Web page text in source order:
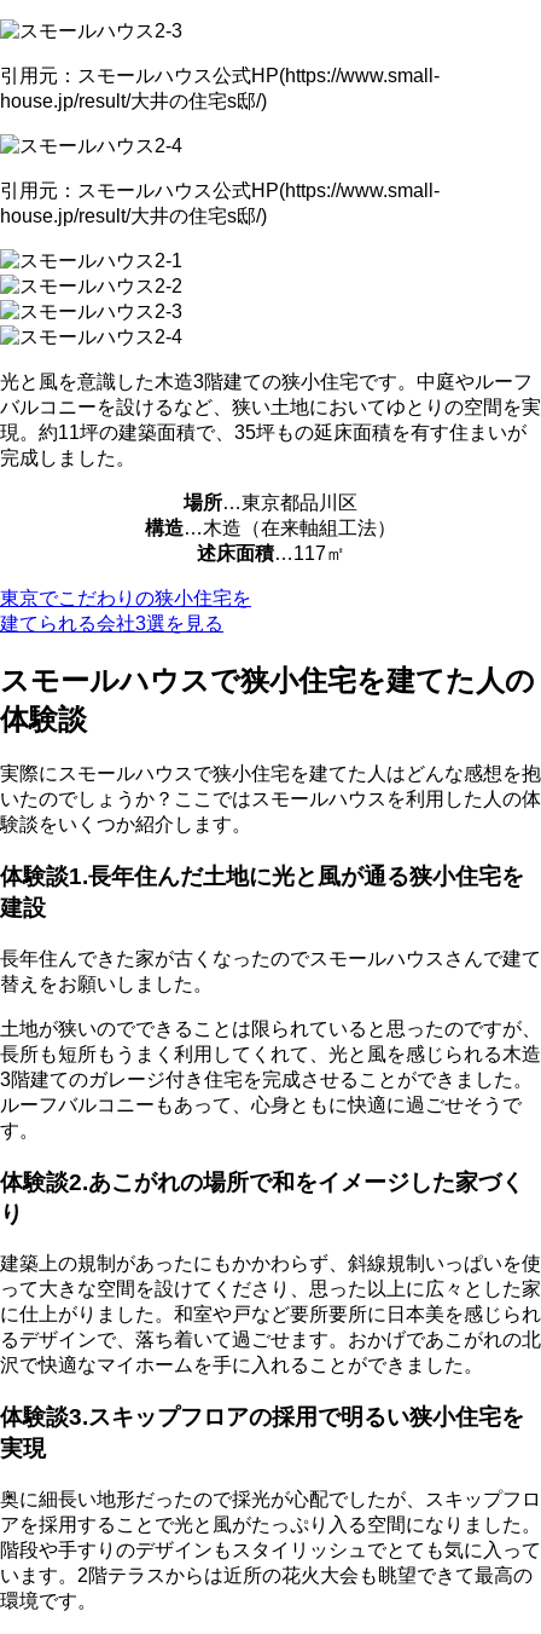
引用元：スモールハウス公式HP(https://www.small-
house.jp/result/大井の住宅s邸/)
引用元：スモールハウス公式HP(https://www.small-
house.jp/result/大井の住宅s邸/)
光と風を意識した木造3階建ての狭小住宅です。中庭やルーフ
バルコニーを設けるなど、狭い土地においてゆとりの空間を実
現。約11坪の建築面積で、35坪もの延床面積を有す住まいが
完成しました。
場所…東京都品川区
構造…木造（在来軸組工法）
述床面積…117㎡
東京でこだわりの狭小住宅を
建てられる会社3選を見る
スモールハウスで狭小住宅を建てた人の
体験談
実際にスモールハウスで狭小住宅を建てた人はどんな感想を抱
いたのでしょうか？ここではスモールハウスを利用した人の体
験談をいくつか紹介します。
体験談1.長年住んだ土地に光と風が通る狭小住宅を
建設
長年住んできた家が古くなったのでスモールハウスさんで建て
替えをお願いしました。
土地が狭いのでできることは限られていると思ったのですが、
長所も短所もうまく利用してくれて、光と風を感じられる木造
3階建てのガレージ付き住宅を完成させることができました。
ルーフバルコニーもあって、心身ともに快適に過ごせそうで
す。
体験談2.あこがれの場所で和をイメージした家づく
り
建築上の規制があったにもかかわらず、斜線規制いっぱいを使
って大きな空間を設けてくださり、思った以上に広々とした家
に仕上がりました。和室や戸など要所要所に日本美を感じられ
るデザインで、落ち着いて過ごせます。おかげであこがれの北
沢で快適なマイホームを手に入れることができました。
体験談3.スキップフロアの採用で明るい狭小住宅を
実現
奥に細長い地形だったので採光が心配でしたが、スキップフロ
アを採用することで光と風がたっぷり入る空間になりました。
階段や手すりのデザインもスタイリッシュでとても気に入って
います。2階テラスからは近所の花火大会も眺望できて最高の
環境です。